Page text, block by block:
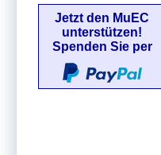
Jetzt den MuEC
unterstützen!
Spenden Sie per